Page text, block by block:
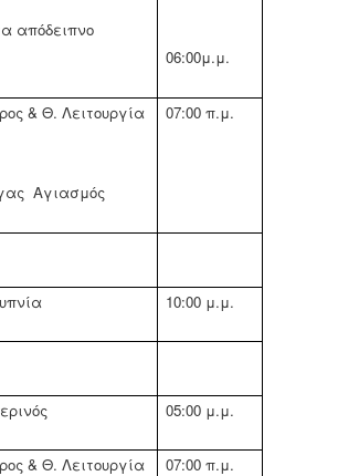
απόδειπνο
06:00μ.μ.
& Θ. Λειτουργία
Αγιασμός
07:00 π.μ.
10:00 μ.μ.
05:00 μ.μ.
& Θ. Λειτουργία 07:00 π.μ.